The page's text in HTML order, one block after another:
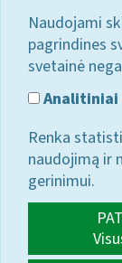
Naudojami
pagrindines
svetainė
Analitiniai
Renka
naudojimą ir
gerinimui.